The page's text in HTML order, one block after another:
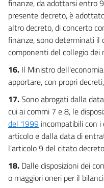
finanze, da adottarsi entro
presente decreto, è
altro decreto, di concerto
finanze, sono determinati il
componenti del collegio dei
16. Il Ministro
apportare, con propri
17.Sono abrogati dalla
cui ai commi 7 e 8, le
del 1999 incompatibili con
articolo e dalla data di
l'articolo 9 del citato
18. Dalle disposizioni dei
o maggiori oneri per il